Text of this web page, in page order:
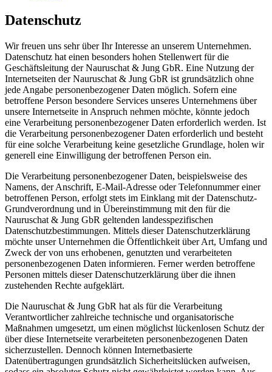
Datenschutz
Wir freuen uns sehr über Ihr Interesse an unserem Unternehmen.
Datenschutz hat einen besonders hohen Stellenwert für die
Geschäftsleitung der Nauruschat & Jung GbR. Eine Nutzung der
Internetseiten der Nauruschat & Jung GbR ist grundsätzlich ohne
jede Angabe personenbezogener Daten möglich. Sofern eine
betroffene Person besondere Services unseres Unternehmens über
unsere Internetseite in Anspruch nehmen möchte, könnte jedoch
eine Verarbeitung personenbezogener Daten erforderlich werden. Ist
die Verarbeitung personenbezogener Daten erforderlich und besteht
für eine solche Verarbeitung keine gesetzliche Grundlage, holen wir
generell eine Einwilligung der betroffenen Person ein.
Die Verarbeitung personenbezogener Daten, beispielsweise des
Namens, der Anschrift, E-Mail-Adresse oder Telefonnummer einer
betroffenen Person, erfolgt stets im Einklang mit der Datenschutz-
Grundverordnung und in Übereinstimmung mit den für die
Nauruschat & Jung GbR geltenden landesspezifischen
Datenschutzbestimmungen. Mittels dieser Datenschutzerklärung
möchte unser Unternehmen die Öffentlichkeit über Art, Umfang und
Zweck der von uns erhobenen, genutzten und verarbeiteten
personenbezogenen Daten informieren. Ferner werden betroffene
Personen mittels dieser Datenschutzerklärung über die ihnen
zustehenden Rechte aufgeklärt.
Die Nauruschat & Jung GbR hat als für die Verarbeitung
Verantwortlicher zahlreiche technische und organisatorische
Maßnahmen umgesetzt, um einen möglichst lückenlosen Schutz der
über diese Internetseite verarbeiteten personenbezogenen Daten
sicherzustellen. Dennoch können Internetbasierte
Datenübertragungen grundsätzlich Sicherheitslücken aufweisen,